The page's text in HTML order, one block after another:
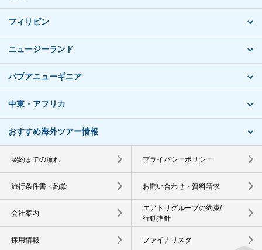
フィリピン
ニュージーランド
パプアニューギニア
中東・アフリカ
おすすめ海外ツアー情報
契約までの流れ プライバシーポリシー
旅行条件書・約款 お問い合わせ・資料請求
会社案内
エアトリグループの約束/
行動指針
採用情報 ファイナリスタ